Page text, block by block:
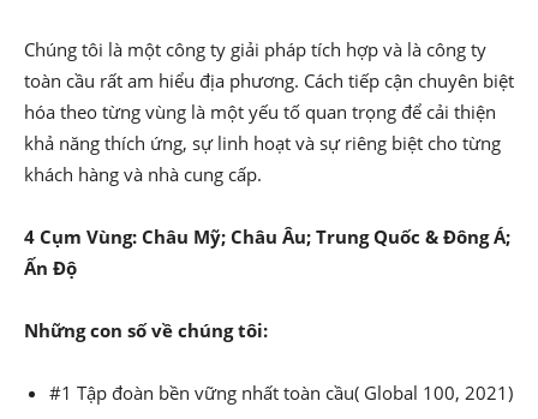
Chúng tôi là một công ty giải pháp tích hợp và là công ty
toàn cầu rất am hiểu địa phương. Cách tiếp cận chuyên biệt
hóa theo từng vùng là một yếu tố quan trọng để cải thiện
khả năng thích ứng, sự linh hoạt và sự riêng biệt cho từng
khách hàng và nhà cung cấp.
4 Cụm Vùng: Châu Mỹ; Châu Âu; Trung Quốc & Đông Á;
Ấn Độ
Những con số về chúng tôi:
#1 Tập đoàn bền vững nhất toàn cầu( Global 100, 2021)